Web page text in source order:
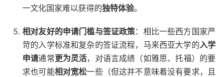
一文化国家难以获得的独特体验。
相对友好的申请门槛与签证政策：相比一些西方国家严
苛的入学标准和复杂的签证流程，马来西亚大学的入学
申请通常更为灵活，对语言成绩（如雅思、托福）的要
求也可能相对宽松一些（但这并不意味着没有要求，且